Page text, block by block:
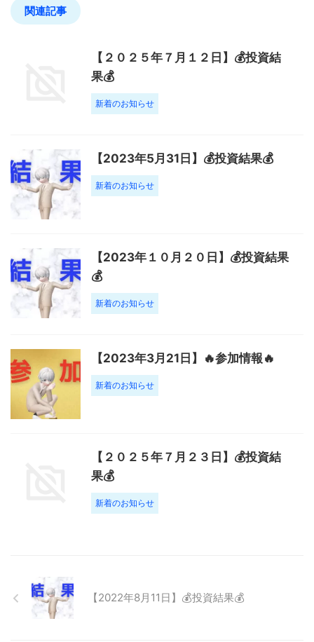
関連記事
【２０２５年７月１２日】💰投資結
果💰
新着のお知らせ
【2023年5月31日】💰投資結果💰
新着のお知らせ
【2023年１０月２０日】💰投資結果
💰
新着のお知らせ
【2023年3月21日】🔥参加情報🔥
新着のお知らせ
【２０２５年７月２３日】💰投資結
果💰
新着のお知らせ
【2022年8月11日】💰投資結果💰